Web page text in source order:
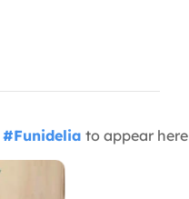
#Funidelia to appear here